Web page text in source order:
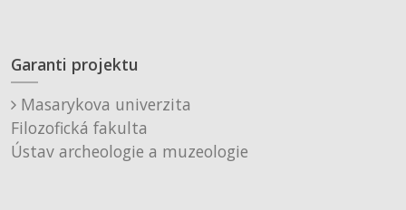
Garanti projektu
Masarykova univerzita
Filozofická fakulta
Ústav archeologie a muzeologie